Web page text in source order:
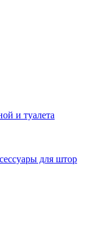
и туалета
для штор